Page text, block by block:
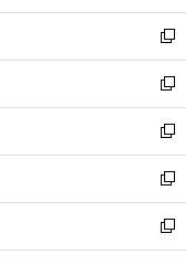
開
く
ウ
で
開
く
ン
ド
ウ
で
開
く
ウ
ィ
ン
ド
ウ
で
開
く
新
し
い
ウ
ィ
ン
ド
ウ
で
開
新
し
い
ウ
ィ
ン
ド
ウ
新
し
い
ウ
ィ
ン
新
し
い
ウ
新
し